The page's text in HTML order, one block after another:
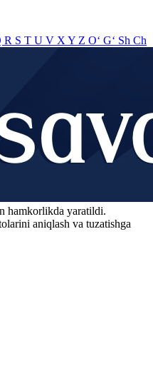
R S T U V X Y Z O‘ G‘ Sh Ch
hamkorlikda yaratildi.
aniqlash va tuzatishga